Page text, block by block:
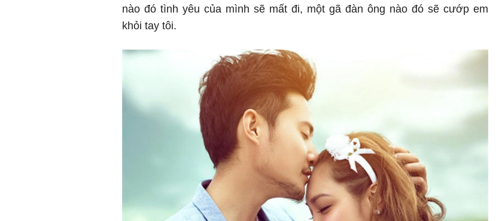
nào đó tình yêu của mình sẽ mất đi, một gã đàn ông nào đó sẽ cướp em
khỏi tay tôi.